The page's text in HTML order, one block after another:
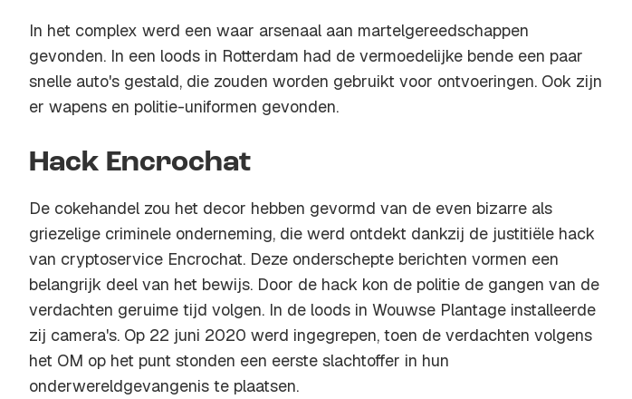
In het complex werd een waar arsenaal aan martelgereedschappen
gevonden. In een loods in Rotterdam had de vermoedelijke bende een paar
snelle auto's gestald, die zouden worden gebruikt voor ontvoeringen. Ook zijn
er wapens en politie-uniformen gevonden.
Hack Encrochat
De cokehandel zou het decor hebben gevormd van de even bizarre als
griezelige criminele onderneming, die werd ontdekt dankzij de justitiële hack
van cryptoservice Encrochat. Deze onderschepte berichten vormen een
belangrijk deel van het bewijs. Door de hack kon de politie de gangen van de
verdachten geruime tijd volgen. In de loods in Wouwse Plantage installeerde
zij camera's. Op 22 juni 2020 werd ingegrepen, toen de verdachten volgens
het OM op het punt stonden een eerste slachtoffer in hun
onderwereldgevangenis te plaatsen.